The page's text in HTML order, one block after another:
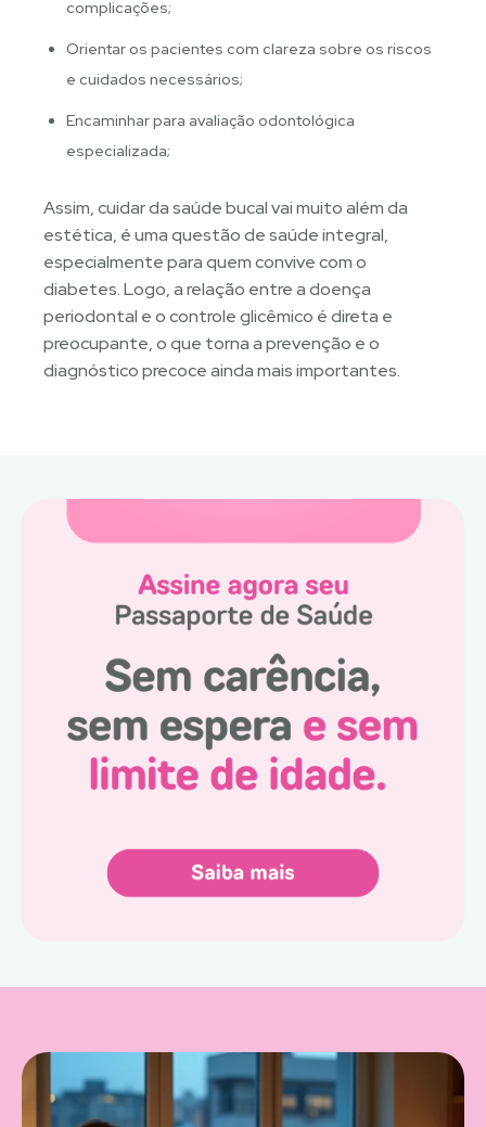
complicações;
Orientar os pacientes com clareza sobre os riscos
e cuidados necessários;
Encaminhar para avaliação odontológica
especializada;
Assim, cuidar da saúde bucal vai muito além da
estética, é uma questão de saúde integral,
especialmente para quem convive com o
diabetes. Logo, a relação entre a doença
periodontal e o controle glicêmico é direta e
preocupante, o que torna a prevenção e o
diagnóstico precoce ainda mais importantes.